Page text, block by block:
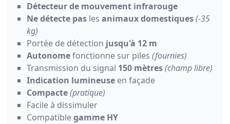
Détecteur de mouvement infrarouge
Ne détecte pas les animaux domestiques(-35
kg)
Portée de détection jusqu'à 12 m
Autonomefonctionne sur piles (fournies)
Transmission du signal 150 mètres(champ libre)
Indication lumineuse en façade
Compacte(pratique)
Facile à dissimuler
Compatiblegamme HY